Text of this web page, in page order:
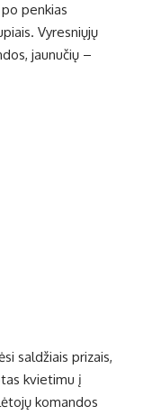
penkias
Vyresniųjų
jaunučių –
saldžiais prizais,
kvietimu į
komandos